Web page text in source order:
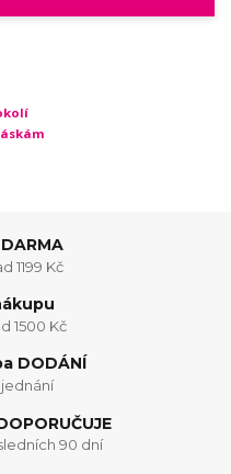
1199 Kč
1500 Kč
DODÁNÍ
90 dní